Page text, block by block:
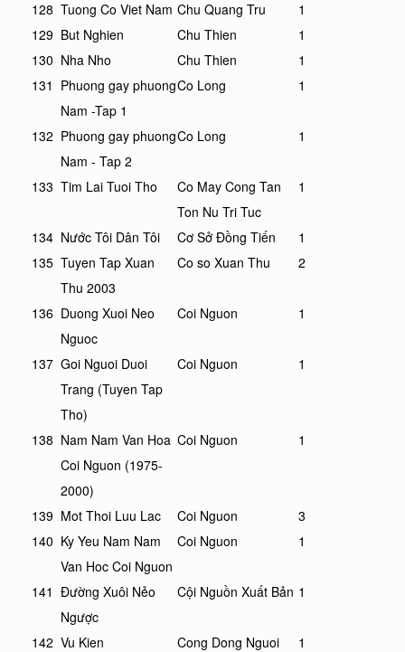
128 Tuong Co Viet Nam Chu Quang Tru
1
129 But Nghien Chu Thien
1
130 Nha Nho Chu Thien
1
131 Phuong gay phuong
Nam -Tap 1
Co Long 1
132 Phuong gay phuong
Nam - Tap 2
Co Long 1
133 Tim Lai Tuoi Tho
Co May Cong Tan
Ton Nu Tri Tuc
1
134 Nước Tôi Dân Tôi Cơ Sở Đồng Tiến
1
135 Tuyen Tap Xuan
Thu 2003
Co so Xuan Thu 2
136 Duong Xuoi Neo
Nguoc
Coi Nguon 1
137 Goi Nguoi Duoi
Trang (Tuyen Tap
Tho)
Coi Nguon 1
138 Nam Nam Van Hoa
Coi Nguon (1975-
2000)
Coi Nguon 1
139 Mot Thoi Luu Lac Coi Nguon
3
140 Ky Yeu Nam Nam
Van Hoc Coi Nguon
Coi Nguon 1
141 Đường Xuôi Nẻo
Ngược
Cội Nguồn Xuất Bản 1
142 Vu Kien
Cong Dong Nguoi
1